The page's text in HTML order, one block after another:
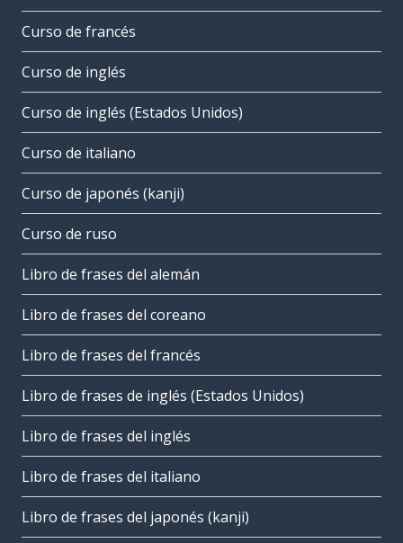
Curso de francés
Curso de inglés
Curso de inglés (Estados Unidos)
Curso de italiano
Curso de japonés (kanji)
Curso de ruso
Libro de frases del alemán
Libro de frases del coreano
Libro de frases del francés
Libro de frases de inglés (Estados Unidos)
Libro de frases del inglés
Libro de frases del italiano
Libro de frases del japonés (kanji)